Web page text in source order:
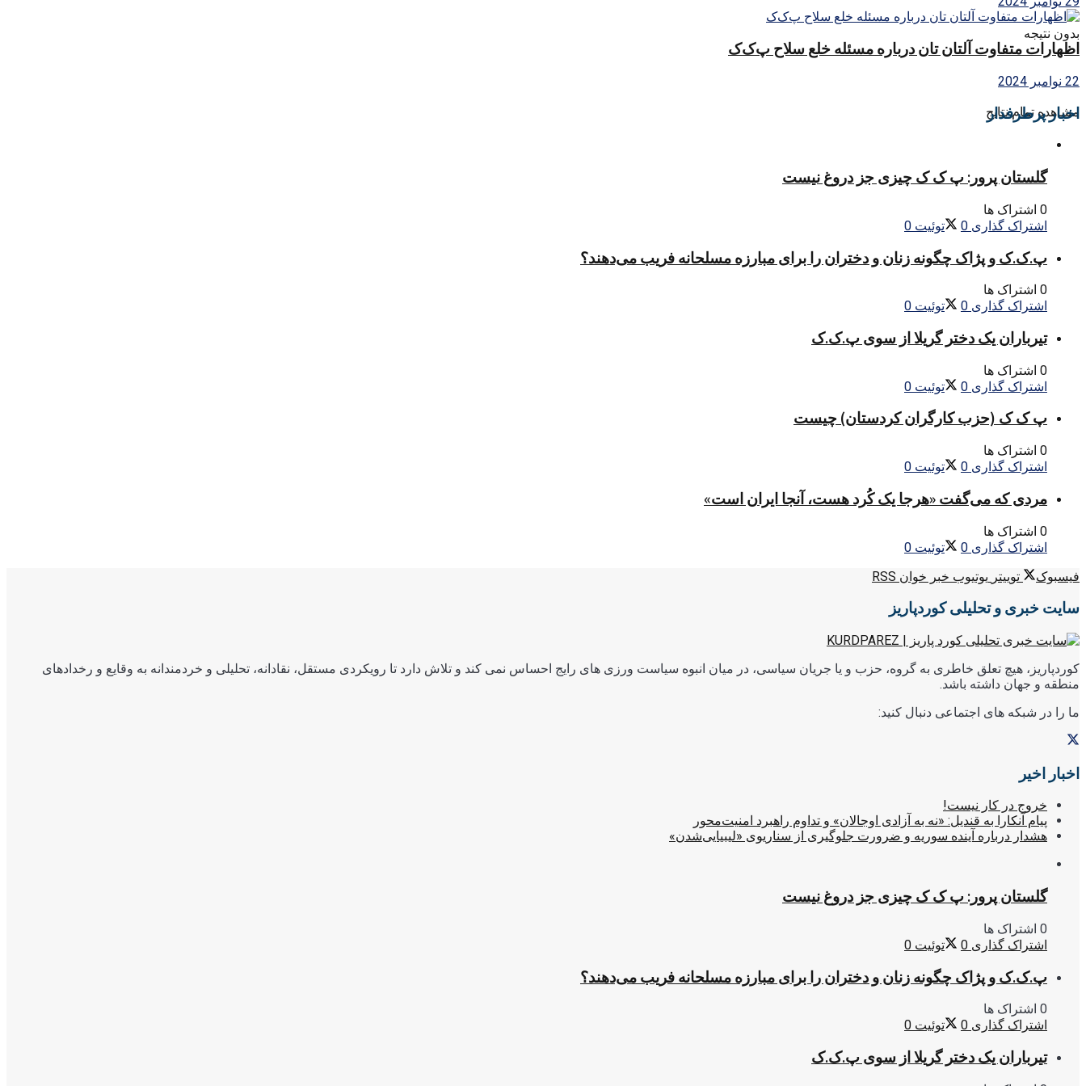
بدون نتیجه
مشاهده تمام نتایج
اظهارات متفاوت آلتان تان درباره مسئله خلع سلاح پ‌ک‌ک
22 نوامبر 2024
اخبار پرطرفدار
گلستان پرور: پ ک ک چیزی جز دروغ نیست
0 اشتراک ها
اشتراک گذاری 0 توئیت 0
پ.ک.ک و پژاک چگونه زنان و دختران را برای مبارزه مسلحانه فریب می‌دهند؟
0 اشتراک ها
اشتراک گذاری 0 توئیت 0
تیرباران یک دختر گریلا از سوی پ.ک.ک
0 اشتراک ها
اشتراک گذاری 0 توئیت 0
پ ک ک (حزب کارگران کردستان) چیست
0 اشتراک ها
اشتراک گذاری 0 توئیت 0
مردی که می‌گفت «هرجا یک کُرد هست، آنجا ایران است»
0 اشتراک ها
اشتراک گذاری 0 توئیت 0
فیسبوک
توییتر یوتیوب خبر خوان RSS
سایت خبری و تحلیلی کوردپاریز
کوردپاریز، هیچ تعلق خاطری به گروه، حزب و یا جریان سیاسی، در میان انبوه سیاست ورزی های رایج احساس نمی کند و تلاش دارد تا رویکردی مستقل، نقادانه، تحلیلی و خردمندانه به وقایع و رخدادهای
منطقه و جهان داشته باشد.
ما را در شبکه های اجتماعی دنبال کنید:
اخبار اخیر
خروج در کار نیست!
پیام آنکارا به قندیل: «نه به آزادی اوجالان» و تداوم راهبرد امنیت‌محور
هشدار درباره آینده سوریه و ضرورت جلوگیری از سناریوی «لیبیایی‌شدن»
گلستان پرور: پ ک ک چیزی جز دروغ نیست
0 اشتراک ها
اشتراک گذاری 0 توئیت 0
پ.ک.ک و پژاک چگونه زنان و دختران را برای مبارزه مسلحانه فریب می‌دهند؟
0 اشتراک ها
اشتراک گذاری 0 توئیت 0
تیرباران یک دختر گریلا از سوی پ.ک.ک